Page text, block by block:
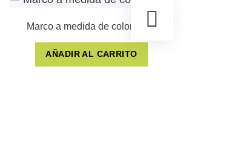
Marco a medida de color roble
AÑADIR AL CARRITO